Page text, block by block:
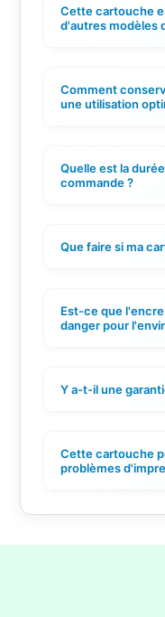
Cette cartouche
d'autres modèles
Comment
une utilisation
Quelle est la
commande ?
Que faire si ma
Est-ce que
danger pour
Y a-t-il une
Cette cartouche
problèmes